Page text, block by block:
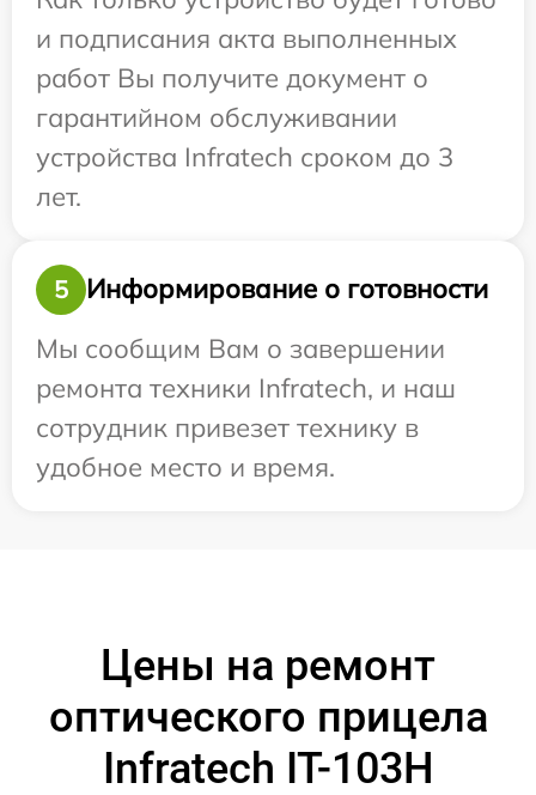
и подписания акта выполненных
работ Вы получите документ о
гарантийном обслуживании
устройства Infratech сроком до 3
лет.
5
Информирование о готовности
Мы сообщим Вам о завершении
ремонта техники Infratech, и наш
сотрудник привезет технику в
удобное место и время.
Цены на ремонт
оптического прицела
Infratech IT-103Н